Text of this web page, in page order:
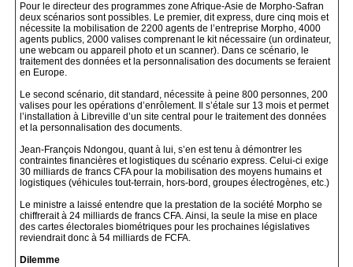
Pour le directeur des programmes zone Afrique-Asie de Morpho-Safran
deux scénarios sont possibles. Le premier, dit express, dure cinq mois et
nécessite la mobilisation de 2200 agents de l’entreprise Morpho, 4000
agents publics, 2000 valises comprenant le kit nécessaire (un ordinateur,
une webcam ou appareil photo et un scanner). Dans ce scénario, le
traitement des données et la personnalisation des documents se feraient
en Europe.
Le second scénario, dit standard, nécessite à peine 800 personnes, 200
valises pour les opérations d’enrôlement. Il s’étale sur 13 mois et permet
l’installation à Libreville d’un site central pour le traitement des données
et la personnalisation des documents.
Jean-François Ndongou, quant à lui, s’en est tenu à démontrer les
contraintes financières et logistiques du scénario express. Celui-ci exige
30 milliards de francs CFA pour la mobilisation des moyens humains et
logistiques (véhicules tout-terrain, hors-bord, groupes électrogènes, etc.)
Le ministre a laissé entendre que la prestation de la société Morpho se
chiffrerait à 24 milliards de francs CFA. Ainsi, la seule la mise en place
des cartes électorales biométriques pour les prochaines législatives
reviendrait donc à 54 milliards de FCFA.
Dilemme